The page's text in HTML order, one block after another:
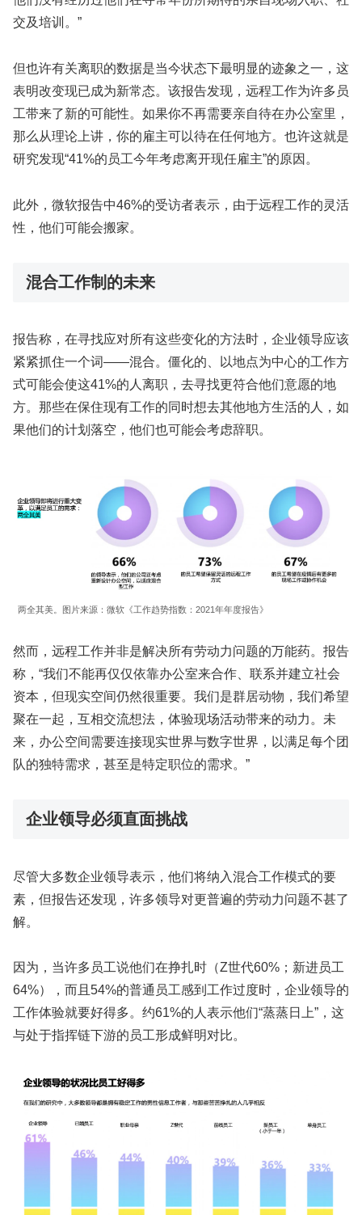
交及培训。”
但也许有关离职的数据是当今状态下最明显的迹象之一，这
表明改变现已成为新常态。该报告发现，远程工作为许多员
工带来了新的可能性。如果你不再需要亲自待在办公室里，
那么从理论上讲，你的雇主可以待在任何地方。也许这就是
研究发现“41%的员工今年考虑离开现任雇主”的原因。
此外，微软报告中46%的受访者表示，由于远程工作的灵活
性，他们可能会搬家。
混合工作制的未来
报告称，在寻找应对所有这些变化的方法时，企业领导应该
紧紧抓住一个词——混合。僵化的、以地点为中心的工作方
式可能会使这41%的人离职，去寻找更符合他们意愿的地
方。那些在保住现有工作的同时想去其他地方生活的人，如
果他们的计划落空，他们也可能会考虑辞职。
两全其美。图片来源：微软《工作趋势指数：2021年年度报告》
然而，远程工作并非是解决所有劳动力问题的万能药。报告
称，“我们不能再仅仅依靠办公室来合作、联系并建立社会
资本，但现实空间仍然很重要。我们是群居动物，我们希望
聚在一起，互相交流想法，体验现场活动带来的动力。未
来，办公空间需要连接现实世界与数字世界，以满足每个团
队的独特需求，甚至是特定职位的需求。”
企业领导必须直面挑战
尽管大多数企业领导表示，他们将纳入混合工作模式的要
素，但报告还发现，许多领导对更普遍的劳动力问题不甚了
解。
因为，当许多员工说他们在挣扎时（Z世代60%；新进员工
64%），而且54%的普通员工感到工作过度时，企业领导的
工作体验就要好得多。约61%的人表示他们“蒸蒸日上”，这
与处于指挥链下游的员工形成鲜明对比。